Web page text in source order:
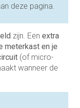
deze pagina.
zijn. Een extra
meterkast en je
(of micro-
wanneer de